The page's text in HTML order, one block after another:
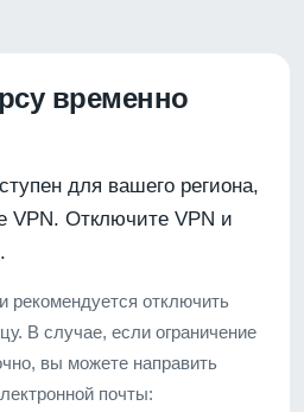
временно
для вашего региона,
VPN. Отключите VPN и
рекомендуется отключить
В случае, если ограничение
вы можете направить
почты: